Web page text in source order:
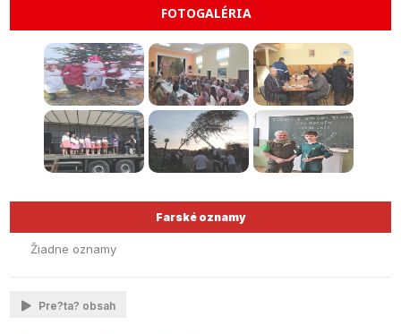
FOTOGALÉRIA
Farské oznamy
Žiadne oznamy
Pre?ta? obsah